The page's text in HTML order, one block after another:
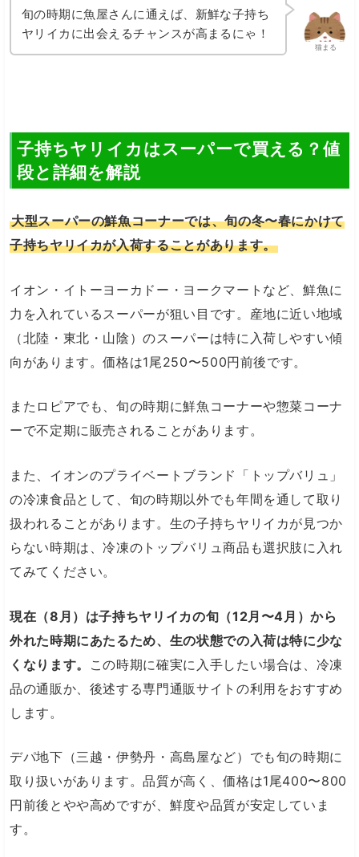
猫まる
旬の時期に魚屋さんに通えば、新鮮な子持ち
ヤリイカに出会えるチャンスが高まるにゃ！
子持ちヤリイカはスーパーで買える？値
段と詳細を解説
大型スーパーの鮮魚コーナーでは、旬の冬〜春にかけて
子持ちヤリイカが入荷することがあります。
イオン・イトーヨーカドー・ヨークマートなど、鮮魚に
力を入れているスーパーが狙い目です。産地に近い地域
（北陸・東北・山陰）のスーパーは特に入荷しやすい傾
向があります。価格は1尾250〜500円前後です。
またロピアでも、旬の時期に鮮魚コーナーや惣菜コーナ
ーで不定期に販売されることがあります。
また、イオンのプライベートブランド「トップバリュ」
の冷凍食品として、旬の時期以外でも年間を通して取り
扱われることがあります。生の子持ちヤリイカが見つか
らない時期は、冷凍のトップバリュ商品も選択肢に入れ
てみてください。
現在（8月）は子持ちヤリイカの旬（12月〜4月）から
外れた時期にあたるため、生の状態での入荷は特に少な
くなります。
この時期に確実に入手したい場合は、冷凍
品の通販か、後述する専門通販サイトの利用をおすすめ
します。
デパ地下（三越・伊勢丹・高島屋など）でも旬の時期に
取り扱いがあります。品質が高く、価格は1尾400〜800
円前後とやや高めですが、鮮度や品質が安定していま
す。